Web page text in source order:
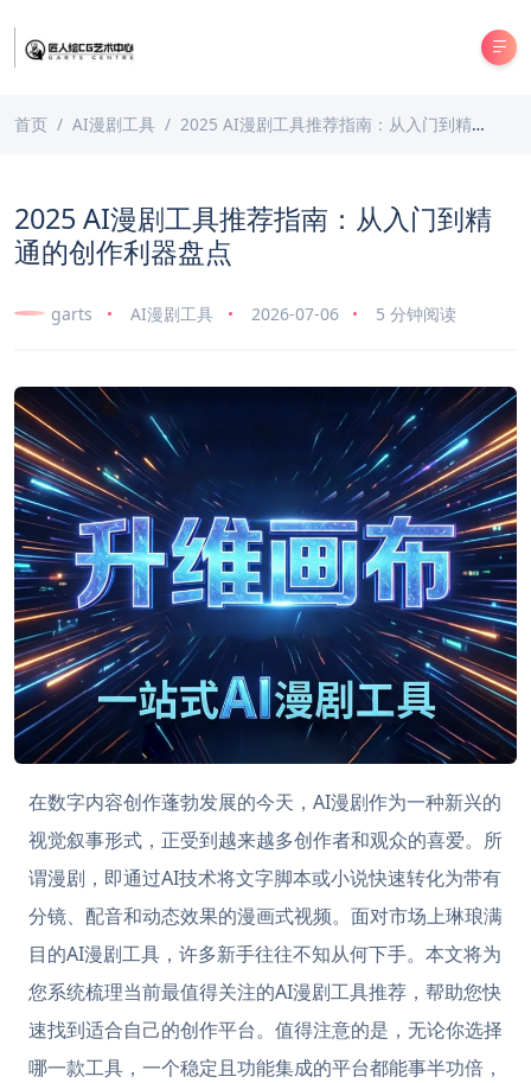
首页 AI漫剧工具 2025 AI漫剧工具推荐指南：从入门到精通的创作利器盘点
2025 AI漫剧工具推荐指南：从入门到精
通的创作利器盘点
garts AI漫剧工具 2026-07-06 5 分钟阅读
在数字内容创作蓬勃发展的今天，AI漫剧作为一种新兴的
视觉叙事形式，正受到越来越多创作者和观众的喜爱。所
谓漫剧，即通过AI技术将文字脚本或小说快速转化为带有
分镜、配音和动态效果的漫画式视频。面对市场上琳琅满
目的AI漫剧工具，许多新手往往不知从何下手。本文将为
您系统梳理当前最值得关注的AI漫剧工具推荐，帮助您快
速找到适合自己的创作平台。值得注意的是，无论你选择
哪一款工具，一个稳定且功能集成的平台都能事半功倍，